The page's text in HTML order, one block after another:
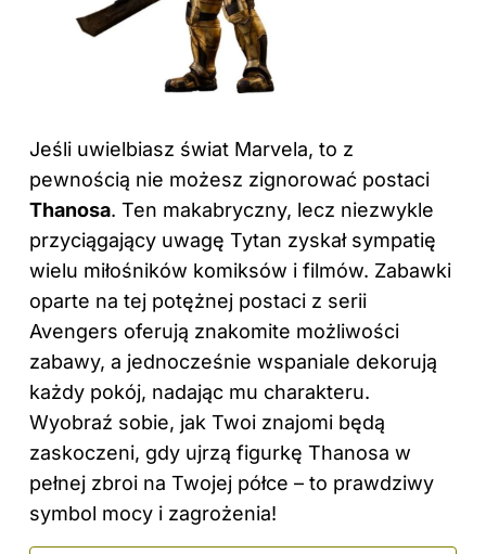
Jeśli uwielbiasz świat Marvela, to z
pewnością nie możesz zignorować postaci
Thanosa. Ten makabryczny, lecz niezwykle
przyciągający uwagę Tytan zyskał sympatię
wielu miłośników komiksów i filmów. Zabawki
oparte na tej potężnej postaci z serii
Avengers oferują znakomite możliwości
zabawy, a jednocześnie wspaniale dekorują
każdy pokój, nadając mu charakteru.
Wyobraź sobie, jak Twoi znajomi będą
zaskoczeni, gdy ujrzą figurkę Thanosa w
pełnej zbroi na Twojej półce – to prawdziwy
symbol mocy i zagrożenia!